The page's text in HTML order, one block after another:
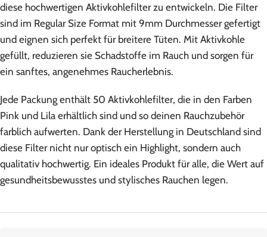
diese hochwertigen Aktivkohlefilter zu entwickeln. Die Filter
sind im Regular Size Format mit 9mm Durchmesser gefertigt
und eignen sich perfekt für breitere Tüten. Mit Aktivkohle
gefüllt, reduzieren sie Schadstoffe im Rauch und sorgen für
ein sanftes, angenehmes Raucherlebnis.
Jede Packung enthält 50 Aktivkohlefilter, die in den Farben
Pink und Lila erhältlich sind und so deinen Rauchzubehör
farblich aufwerten. Dank der Herstellung in Deutschland sind
diese Filter nicht nur optisch ein Highlight, sondern auch
qualitativ hochwertig. Ein ideales Produkt für alle, die Wert auf
gesundheitsbewusstes und stylisches Rauchen legen.